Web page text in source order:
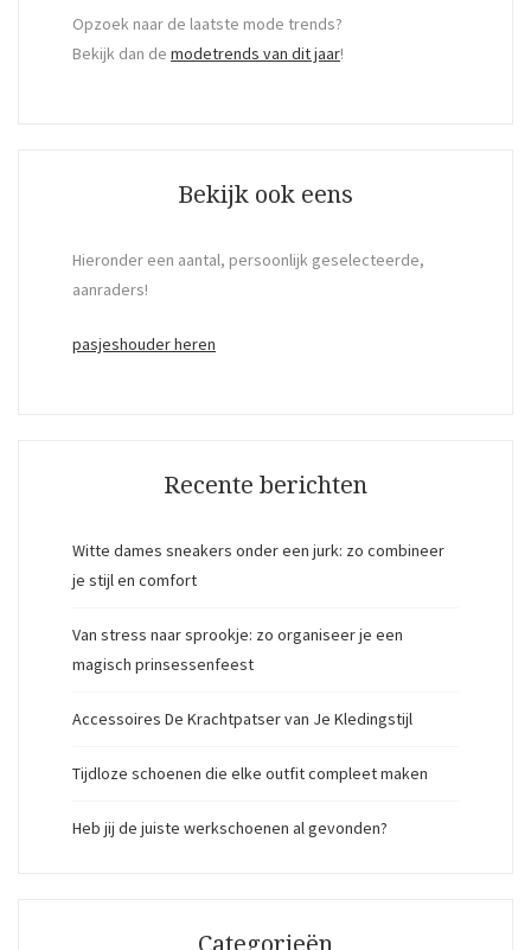
Opzoek naar de laatste mode trends?
Bekijk dan de modetrends van dit jaar!
Bekijk ook eens
Hieronder een aantal, persoonlijk geselecteerde,
aanraders!
pasjeshouder heren
Recente berichten
Witte dames sneakers onder een jurk: zo combineer
je stijl en comfort
Van stress naar sprookje: zo organiseer je een
magisch prinsessenfeest
Accessoires De Krachtpatser van Je Kledingstijl
Tijdloze schoenen die elke outfit compleet maken
Heb jij de juiste werkschoenen al gevonden?